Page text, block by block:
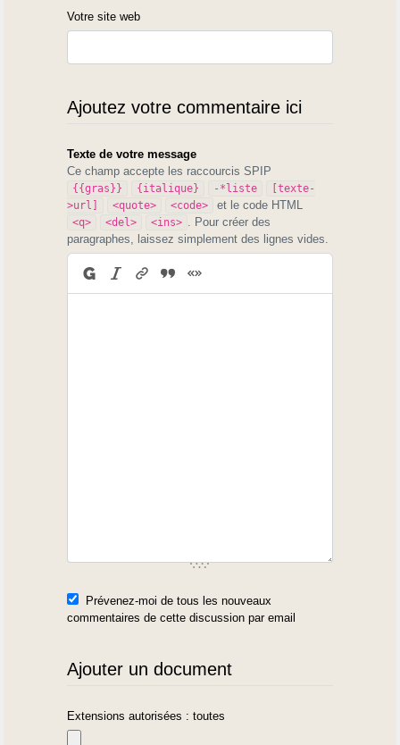
Votre site web
Ajoutez votre commentaire ici
Texte de votre message
Ce champ accepte les raccourcis SPIP
{{gras}} {italique} -*liste
[texte-
>url]
<quote> <code> et le code HTML
<q> <del> <ins>
. Pour créer des
paragraphes, laissez simplement des lignes vides.
Prévenez-moi de tous les nouveaux
commentaires de cette discussion par email
Ajouter un document
Extensions autorisées : toutes